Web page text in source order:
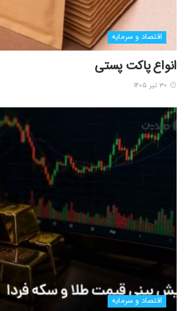
اقتصاد و سرمایه
انواع پاکت پستی
اقتصاد و سرمایه